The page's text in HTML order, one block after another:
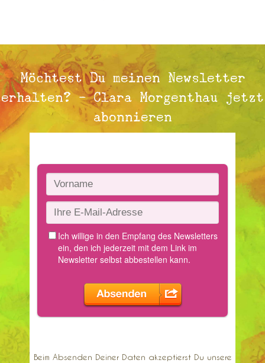
Möchtest Du meinen Newsletter
erhalten? - Clara Morgenthau jetzt
abonnieren
Beim Absenden Deiner Daten akzeptierst Du unsere